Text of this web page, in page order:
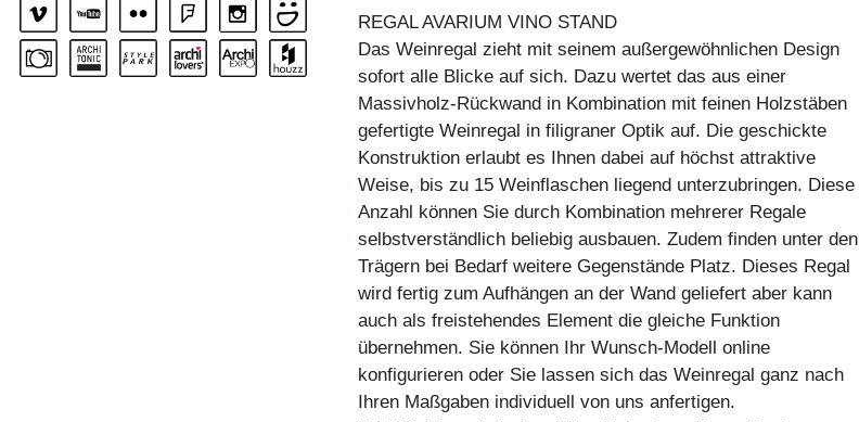
REGAL AVARIUM VINO STAND
Das Weinregal zieht mit seinem außergewöhnlichen Design
sofort alle Blicke auf sich. Dazu wertet das aus einer
Massivholz-Rückwand in Kombination mit feinen Holzstäben
gefertigte Weinregal in filigraner Optik auf. Die geschickte
Konstruktion erlaubt es Ihnen dabei auf höchst attraktive
Weise, bis zu 15 Weinflaschen liegend unterzubringen. Diese
Anzahl können Sie durch Kombination mehrerer Regale
selbstverständlich beliebig ausbauen. Zudem finden unter den
Trägern bei Bedarf weitere Gegenstände Platz. Dieses Regal
wird fertig zum Aufhängen an der Wand geliefert aber kann
auch als freistehendes Element die gleiche Funktion
übernehmen. Sie können Ihr Wunsch-Modell online
konfigurieren oder Sie lassen sich das Weinregal ganz nach
Ihren Maßgaben individuell von uns anfertigen.